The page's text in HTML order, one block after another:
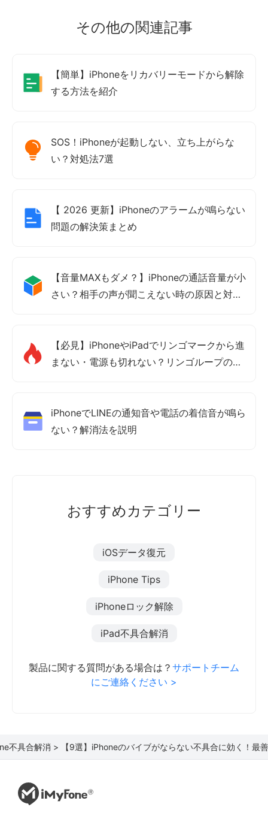
その他の関連記事
【簡単】iPhoneをリカバリーモードから解除
する方法を紹介
SOS！iPhoneが起動しない、立ち上がらな
い？対処法7選
【 2026 更新】iPhoneのアラームが鳴らない
問題の解決策まとめ
【音量MAXもダメ？】iPhoneの通話音量が小
さい？相手の声が聞こえない時の原因と対処
【必見】iPhoneやiPadでリンゴマークから進
まない・電源も切れない？リンゴループの直
iPhoneでLINEの通知音や電話の着信音が鳴ら
ない？解消法を説明
おすすめカテゴリー
iOSデータ復元
iPhone Tips
iPhoneロック解除
iPad不具合解消
製品に関する質問がある場合は？ サポートチーム
にご連絡ください >
不具合解消 > 【9選】iPhoneのバイブがならない不具合に効く！最